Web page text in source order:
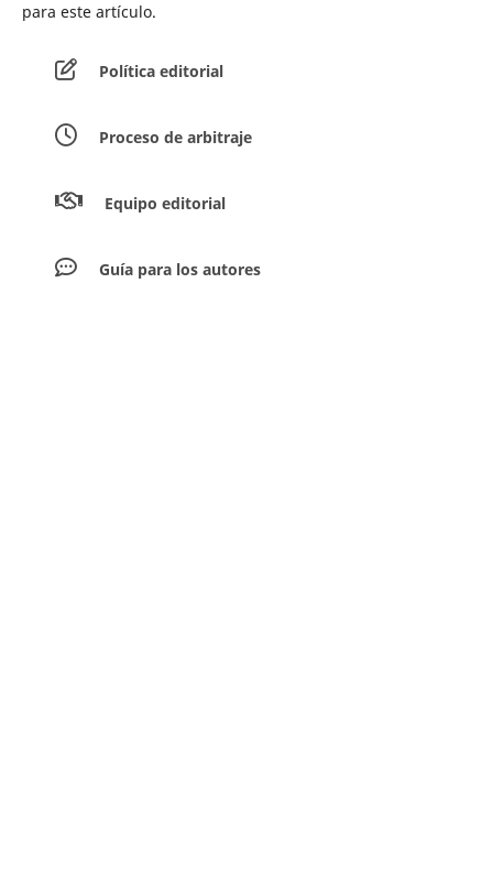
para este artículo.
Política editorial
Proceso de arbitraje
Equipo editorial
Guía para los autores